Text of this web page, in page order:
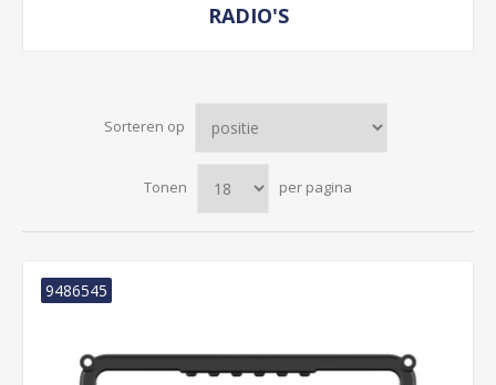
RADIO'S
Sorteren op
Tonen per pagina
9486545